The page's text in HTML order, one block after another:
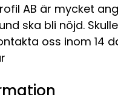
AB är mycket
ska bli nöjd.
oss inom 14